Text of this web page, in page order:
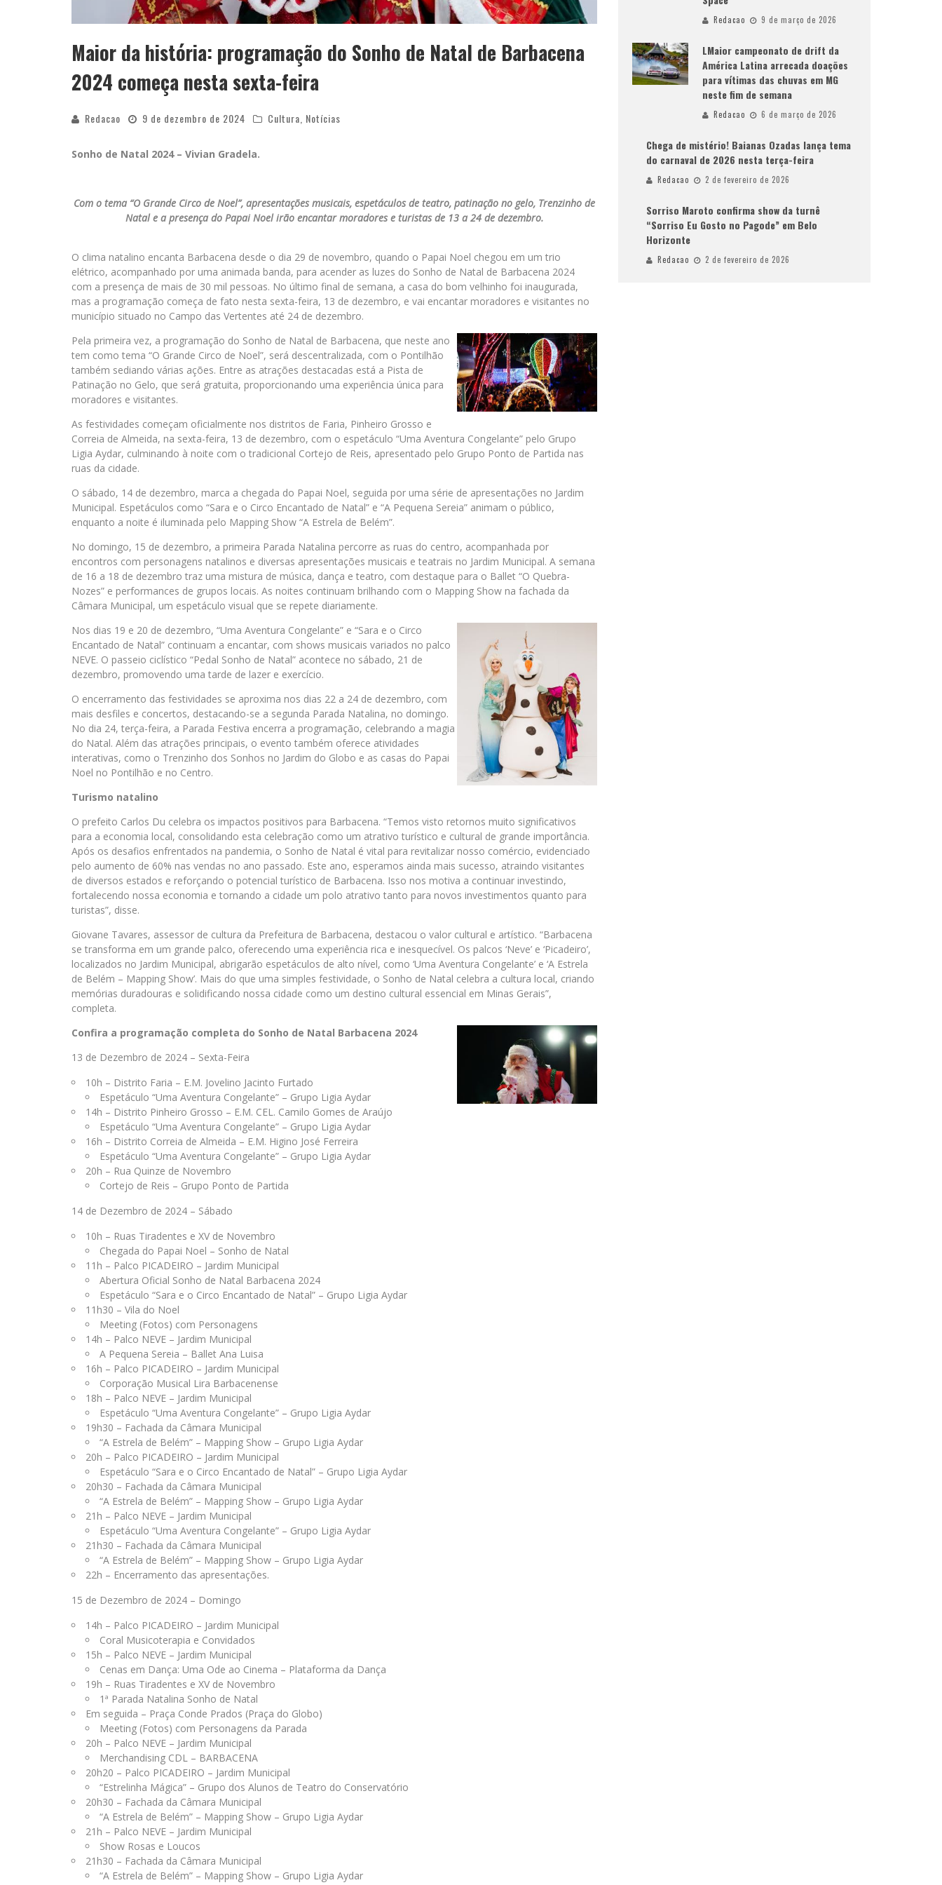
Maior da história: programação do Sonho de Natal de Barbacena
2024 começa nesta sexta-feira
Redacao 9 de dezembro de 2024 Cultura Notícias
Sonho de Natal 2024 – Vivian Gradela.
Com o tema “O Grande Circo de Noel”, apresentações musicais, espetáculos de teatro, patinação no gelo, Trenzinho de
Natal e a presença do Papai Noel irão encantar moradores e turistas de 13 a 24 de dezembro.
O clima natalino encanta Barbacena desde o dia 29 de novembro, quando o Papai Noel chegou em um trio
elétrico, acompanhado por uma animada banda, para acender as luzes do Sonho de Natal de Barbacena 2024
com a presença de mais de 30 mil pessoas. No último final de semana, a casa do bom velhinho foi inaugurada,
mas a programação começa de fato nesta sexta-feira, 13 de dezembro, e vai encantar moradores e visitantes no
município situado no Campo das Vertentes até 24 de dezembro.
Pela primeira vez, a programação do Sonho de Natal de Barbacena, que neste ano
tem como tema “O Grande Circo de Noel”, será descentralizada, com o Pontilhão
também sediando várias ações. Entre as atrações destacadas está a Pista de
Patinação no Gelo, que será gratuita, proporcionando uma experiência única para
moradores e visitantes.
As festividades começam oficialmente nos distritos de Faria, Pinheiro Grosso e
Correia de Almeida, na sexta-feira, 13 de dezembro, com o espetáculo “Uma Aventura Congelante” pelo Grupo
Ligia Aydar, culminando à noite com o tradicional Cortejo de Reis, apresentado pelo Grupo Ponto de Partida nas
ruas da cidade.
O sábado, 14 de dezembro, marca a chegada do Papai Noel, seguida por uma série de apresentações no Jardim
Municipal. Espetáculos como “Sara e o Circo Encantado de Natal” e “A Pequena Sereia” animam o público,
enquanto a noite é iluminada pelo Mapping Show “A Estrela de Belém”.
No domingo, 15 de dezembro, a primeira Parada Natalina percorre as ruas do centro, acompanhada por
encontros com personagens natalinos e diversas apresentações musicais e teatrais no Jardim Municipal. A semana
de 16 a 18 de dezembro traz uma mistura de música, dança e teatro, com destaque para o Ballet “O Quebra-
Nozes” e performances de grupos locais. As noites continuam brilhando com o Mapping Show na fachada da
Câmara Municipal, um espetáculo visual que se repete diariamente.
Nos dias 19 e 20 de dezembro, “Uma Aventura Congelante” e “Sara e o Circo
Encantado de Natal” continuam a encantar, com shows musicais variados no palco
NEVE. O passeio ciclístico “Pedal Sonho de Natal” acontece no sábado, 21 de
dezembro, promovendo uma tarde de lazer e exercício.
O encerramento das festividades se aproxima nos dias 22 a 24 de dezembro, com
mais desfiles e concertos, destacando-se a segunda Parada Natalina, no domingo.
No dia 24, terça-feira, a Parada Festiva encerra a programação, celebrando a magia
do Natal. Além das atrações principais, o evento também oferece atividades
interativas, como o Trenzinho dos Sonhos no Jardim do Globo e as casas do Papai
Noel no Pontilhão e no Centro.
Turismo natalino
O prefeito Carlos Du celebra os impactos positivos para Barbacena. “Temos visto retornos muito significativos
para a economia local, consolidando esta celebração como um atrativo turístico e cultural de grande importância.
Após os desafios enfrentados na pandemia, o Sonho de Natal é vital para revitalizar nosso comércio, evidenciado
pelo aumento de 60% nas vendas no ano passado. Este ano, esperamos ainda mais sucesso, atraindo visitantes
de diversos estados e reforçando o potencial turístico de Barbacena. Isso nos motiva a continuar investindo,
fortalecendo nossa economia e tornando a cidade um polo atrativo tanto para novos investimentos quanto para
turistas”, disse.
Giovane Tavares, assessor de cultura da Prefeitura de Barbacena, destacou o valor cultural e artístico. “Barbacena
se transforma em um grande palco, oferecendo uma experiência rica e inesquecível. Os palcos ‘Neve’ e ‘Picadeiro’,
localizados no Jardim Municipal, abrigarão espetáculos de alto nível, como ‘Uma Aventura Congelante’ e ‘A Estrela
de Belém – Mapping Show’. Mais do que uma simples festividade, o Sonho de Natal celebra a cultura local, criando
memórias duradouras e solidificando nossa cidade como um destino cultural essencial em Minas Gerais”,
completa.
Confira a programação completa do Sonho de Natal Barbacena 2024
13 de Dezembro de 2024 – Sexta-Feira
10h – Distrito Faria – E.M. Jovelino Jacinto Furtado
Espetáculo “Uma Aventura Congelante” – Grupo Ligia Aydar
14h – Distrito Pinheiro Grosso – E.M. CEL. Camilo Gomes de Araújo
Espetáculo “Uma Aventura Congelante” – Grupo Ligia Aydar
16h – Distrito Correia de Almeida – E.M. Higino José Ferreira
Espetáculo “Uma Aventura Congelante” – Grupo Ligia Aydar
20h – Rua Quinze de Novembro
Cortejo de Reis – Grupo Ponto de Partida
14 de Dezembro de 2024 – Sábado
10h – Ruas Tiradentes e XV de Novembro
Chegada do Papai Noel – Sonho de Natal
11h – Palco PICADEIRO – Jardim Municipal
Abertura Oficial Sonho de Natal Barbacena 2024
Espetáculo “Sara e o Circo Encantado de Natal” – Grupo Ligia Aydar
11h30 – Vila do Noel
Meeting (Fotos) com Personagens
14h – Palco NEVE – Jardim Municipal
A Pequena Sereia – Ballet Ana Luisa
16h – Palco PICADEIRO – Jardim Municipal
Corporação Musical Lira Barbacenense
18h – Palco NEVE – Jardim Municipal
Espetáculo “Uma Aventura Congelante” – Grupo Ligia Aydar
19h30 – Fachada da Câmara Municipal
“A Estrela de Belém” – Mapping Show – Grupo Ligia Aydar
20h – Palco PICADEIRO – Jardim Municipal
Espetáculo “Sara e o Circo Encantado de Natal” – Grupo Ligia Aydar
20h30 – Fachada da Câmara Municipal
“A Estrela de Belém” – Mapping Show – Grupo Ligia Aydar
21h – Palco NEVE – Jardim Municipal
Espetáculo “Uma Aventura Congelante” – Grupo Ligia Aydar
21h30 – Fachada da Câmara Municipal
“A Estrela de Belém” – Mapping Show – Grupo Ligia Aydar
22h – Encerramento das apresentações.
15 de Dezembro de 2024 – Domingo
14h – Palco PICADEIRO – Jardim Municipal
Coral Musicoterapia e Convidados
15h – Palco NEVE – Jardim Municipal
Cenas em Dança: Uma Ode ao Cinema – Plataforma da Dança
19h – Ruas Tiradentes e XV de Novembro
1ª Parada Natalina Sonho de Natal
Em seguida – Praça Conde Prados (Praça do Globo)
Meeting (Fotos) com Personagens da Parada
20h – Palco NEVE – Jardim Municipal
Merchandising CDL – BARBACENA
20h20 – Palco PICADEIRO – Jardim Municipal
“Estrelinha Mágica” – Grupo dos Alunos de Teatro do Conservatório
20h30 – Fachada da Câmara Municipal
“A Estrela de Belém” – Mapping Show – Grupo Ligia Aydar
21h – Palco NEVE – Jardim Municipal
Show Rosas e Loucos
21h30 – Fachada da Câmara Municipal
“A Estrela de Belém” – Mapping Show – Grupo Ligia Aydar
Redacao 9 de março de 2026
LMaior campeonato de drift da
América Latina arrecada doações
para vítimas das chuvas em MG
neste fim de semana
Redacao 6 de março de 2026
Chega de mistério! Baianas Ozadas lança tema
do carnaval de 2026 nesta terça-feira
Redacao 2 de fevereiro de 2026
Sorriso Maroto confirma show da turnê
“Sorriso Eu Gosto no Pagode” em Belo
Horizonte
Redacao 2 de fevereiro de 2026